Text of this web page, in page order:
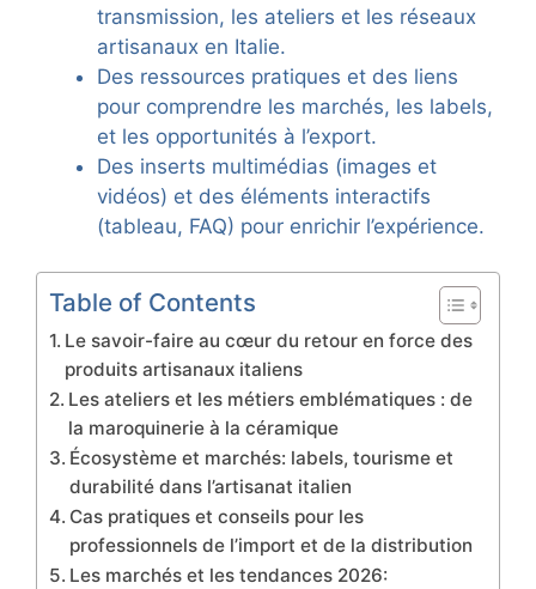
transmission, les ateliers et les réseaux
artisanaux en Italie.
Des ressources pratiques et des liens
pour comprendre les marchés, les labels,
et les opportunités à l’export.
Des inserts multimédias (images et
vidéos) et des éléments interactifs
(tableau, FAQ) pour enrichir l’expérience.
Table of Contents
Le savoir-faire au cœur du retour en force des
produits artisanaux italiens
Les ateliers et les métiers emblématiques : de
la maroquinerie à la céramique
Écosystème et marchés: labels, tourisme et
durabilité dans l’artisanat italien
Cas pratiques et conseils pour les
professionnels de l’import et de la distribution
Les marchés et les tendances 2026: